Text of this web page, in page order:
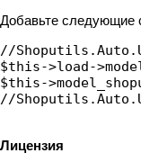
Добавьте следующие
//
$this->load-
$this-
//
Лицензия